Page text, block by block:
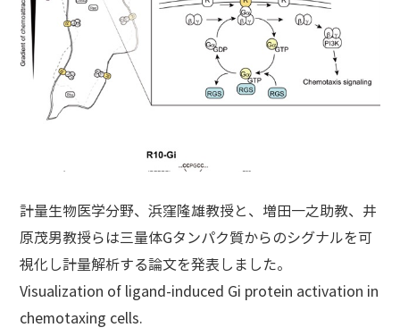
計量生物医学分野、浜窪隆雄教授と、増田一之助教、井
原茂男教授らは三量体Gタンパク質からのシグナルを可
視化し計量解析する論文を発表しました。
Visualization of ligand-induced Gi protein activation in
chemotaxing cells.